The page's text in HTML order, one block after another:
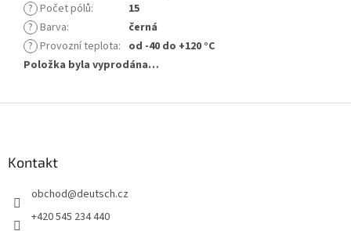
? Počet pólů:
15
? Barva:
černá
? Provozní teplota: od -40 do +120 °C
Položka byla vyprodána…
Kontakt
obchod@deutsch.cz
+420 545 234 440